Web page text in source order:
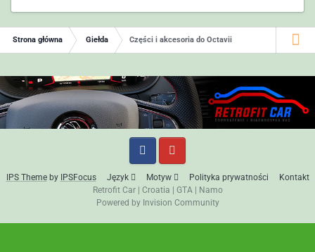
Strona główna Giełda Części i akcesoria do Octavii
IPS Themeby IPSFocus Język Motyw Polityka prywatności
Kontakt
Retrofit Car| Croatia | GTA| Namo
Powered by Invision Community